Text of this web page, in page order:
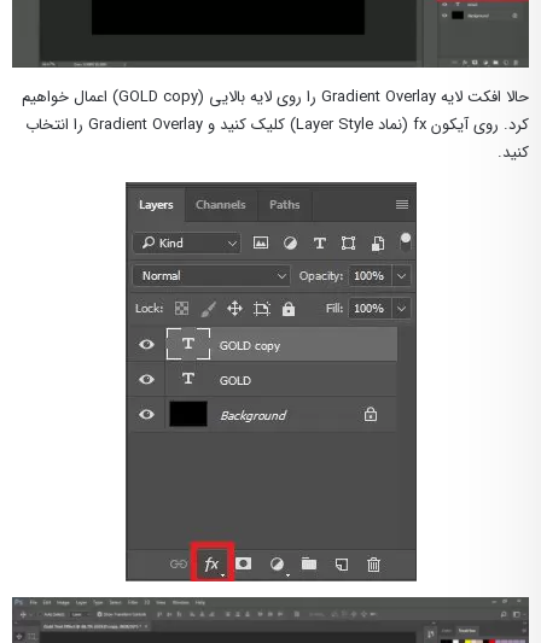
حالا افکت لایه Gradient Overlay را روی لایه بالایی (GOLD copy) اعمال خواهیم
کرد. روی آیکون fx (نماد Layer Style) کلیک کنید و Gradient Overlay را انتخاب
کنید.